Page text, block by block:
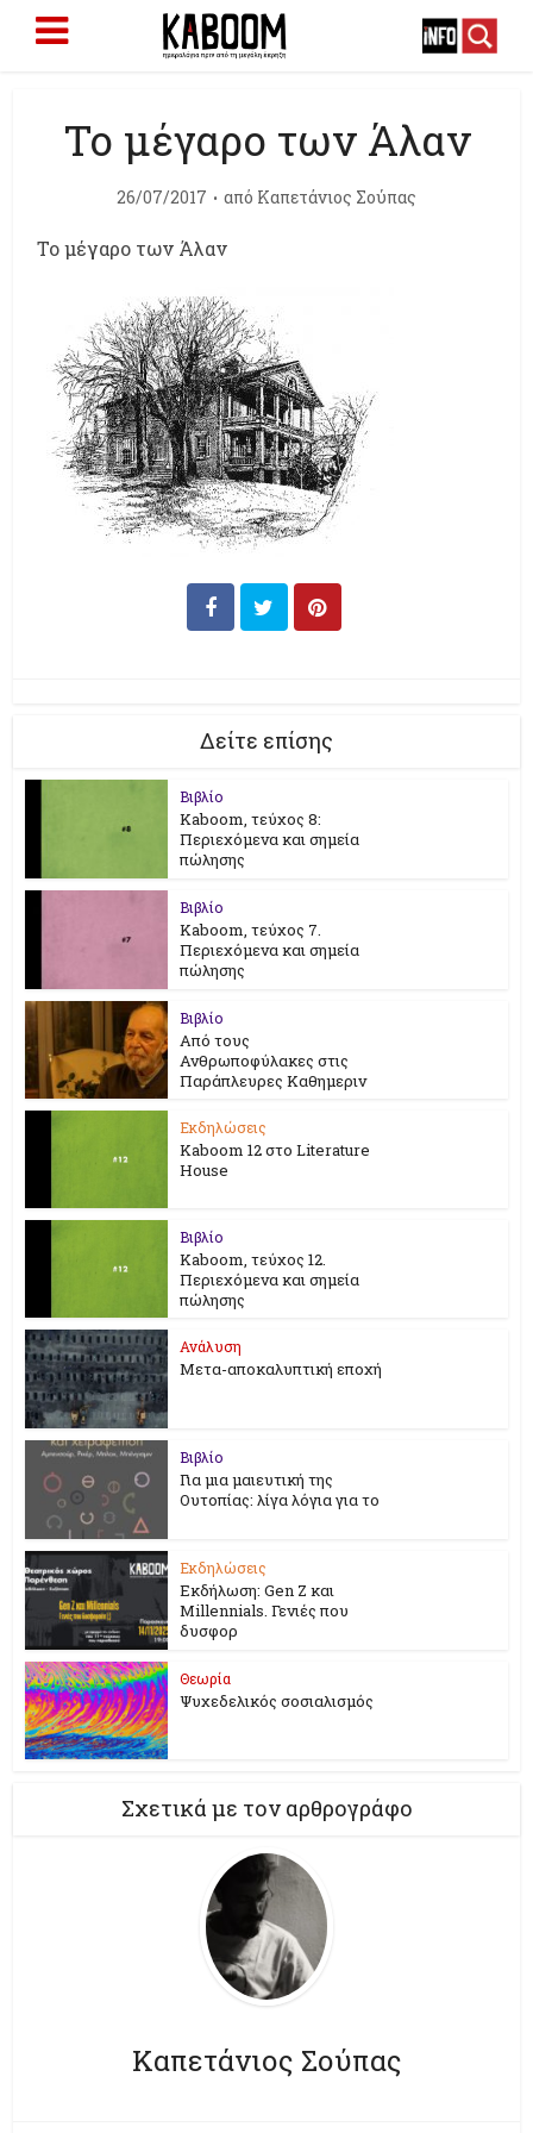
Το μέγαρο των Άλαν
26/07/2017 από Καπετάνιος Σούπας
Το μέγαρο των Άλαν
Δείτε επίσης
Βιβλίο
Kaboom, τεύχος 8:
Περιεχόμενα και σημεία
πώλησης
Βιβλίο
Kaboom, τεύχος 7.
Περιεχόμενα και σημεία
πώλησης
Βιβλίο
Από τους
Ανθρωποφύλακες στις
Παράπλευρες Καθημεριν
Εκδηλώσεις
Kaboom 12 στο Literature
House
Βιβλίο
Kaboom, τεύχος 12.
Περιεχόμενα και σημεία
πώλησης
Ανάλυση
Μετα-αποκαλυπτική εποχή
Βιβλίο
Για μια μαιευτική της
Ουτοπίας: λίγα λόγια για το
Εκδηλώσεις
Εκδήλωση: Gen Z και
Millennials. Γενιές που
δυσφορ
Θεωρία
Ψυχεδελικός σοσιαλισμός
Σχετικά με τον αρθρογράφο
Καπετάνιος Σούπας